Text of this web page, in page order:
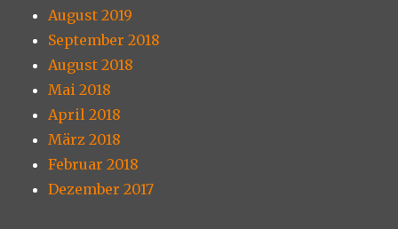
August 2019
September 2018
August 2018
Mai 2018
April 2018
März 2018
Februar 2018
Dezember 2017